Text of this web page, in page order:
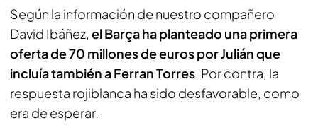
Según la información de nuestro compañero
David Ibáñez, el Barça ha planteado una primera
oferta de 70 millones de euros por Julián que
incluía también a Ferran Torres. Por contra, la
respuesta rojiblanca ha sido desfavorable, como
era de esperar.